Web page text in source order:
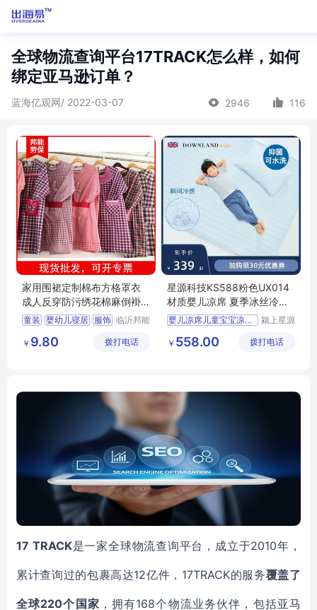
全球物流查询平台17TRACK怎么样，如何
绑定亚马逊订单？
蓝海亿观网/ 2022-03-07 2946 116
家用围裙定制棉布方格罩衣
成人反穿防污绣花棉麻倒褂
有袖
童装 婴幼儿寝居 服饰 临沂邦能
有限公司
￥ 9.80 拨打电话
星源科技KS588粉色UX014
材质婴儿凉席 夏季冰丝冷感
透气幼儿园垫
婴儿凉席儿童宝宝凉感垫冷
颍上星源
有限公司
￥ 558.00 拨打电话
17 TRACK是一家全球物流查询平台，成立于2010年，
累计查询过的包裹高达12亿件，17TRACK的服务覆盖了
全球220个国家 ，拥有168个物流业务伙伴，包括亚马